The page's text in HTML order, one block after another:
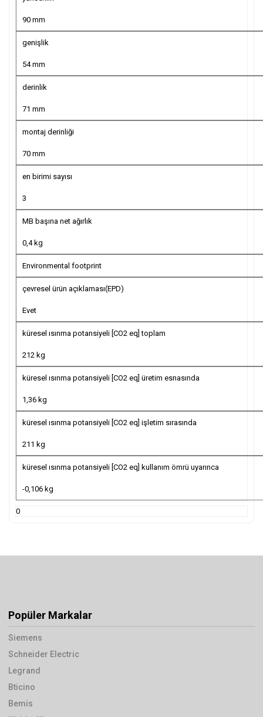
90 mm
genişlik
54 mm
derinlik
71 mm
montaj derinliği
70 mm
en birimi sayısı
3
MB başına net ağırlık
0,4 kg
Environmental footprint
çevresel ürün açıklaması(EPD)
Evet
küresel ısınma potansiyeli [CO2 eq] toplam
212 kg
küresel ısınma potansiyeli [CO2 eq] üretim esnasında
1,36 kg
küresel ısınma potansiyeli [CO2 eq] işletim sırasında
211 kg
küresel ısınma potansiyeli [CO2 eq] kullanım ömrü uyarınca
-0,106 kg
0
Popüler Markalar
Siemens
Schneider Electric
Legrand
Bticino
Bemis